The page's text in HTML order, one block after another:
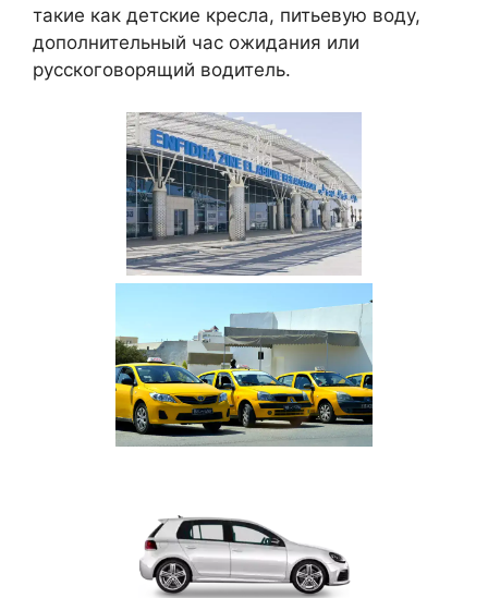
такие как детские кресла, питьевую воду,
дополнительный час ожидания или
русскоговорящий водитель.